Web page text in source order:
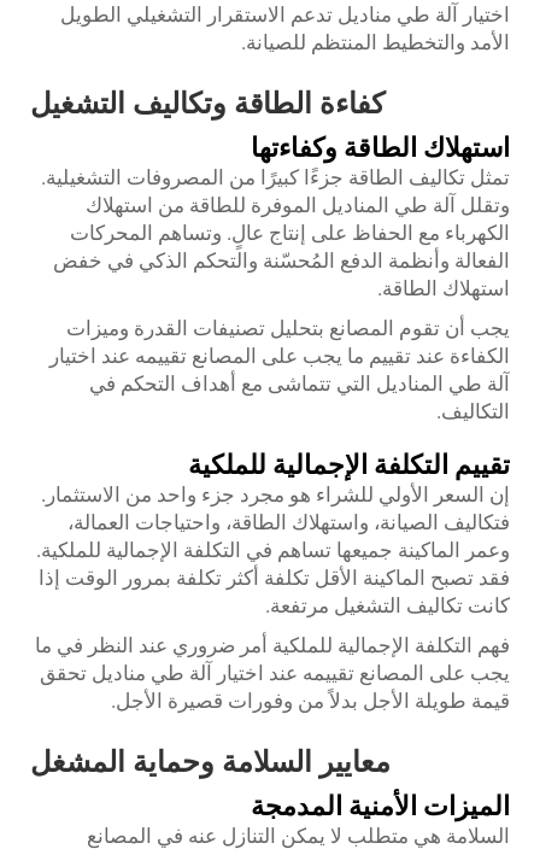
اختيار آلة طي مناديل تدعم الاستقرار التشغيلي الطويل
الأمد والتخطيط المنتظم للصيانة.
كفاءة الطاقة وتكاليف التشغيل
استهلاك الطاقة وكفاءتها
تمثل تكاليف الطاقة جزءًا كبيرًا من المصروفات التشغيلية.
وتقلل آلة طي المناديل الموفرة للطاقة من استهلاك
الكهرباء مع الحفاظ على إنتاج عالٍ. وتساهم المحركات
الفعالة وأنظمة الدفع المُحسّنة والتحكم الذكي في خفض
استهلاك الطاقة.
يجب أن تقوم المصانع بتحليل تصنيفات القدرة وميزات
الكفاءة عند تقييم ما يجب على المصانع تقييمه عند اختيار
آلة طي المناديل التي تتماشى مع أهداف التحكم في
التكاليف.
تقييم التكلفة الإجمالية للملكية
إن السعر الأولي للشراء هو مجرد جزء واحد من الاستثمار.
فتكاليف الصيانة، واستهلاك الطاقة، واحتياجات العمالة،
وعمر الماكينة جميعها تساهم في التكلفة الإجمالية للملكية.
فقد تصبح الماكينة الأقل تكلفة أكثر تكلفة بمرور الوقت إذا
كانت تكاليف التشغيل مرتفعة.
فهم التكلفة الإجمالية للملكية أمر ضروري عند النظر في ما
يجب على المصانع تقييمه عند اختيار آلة طي مناديل تحقق
قيمة طويلة الأجل بدلاً من وفورات قصيرة الأجل.
معايير السلامة وحماية المشغل
الميزات الأمنية المدمجة
السلامة هي متطلب لا يمكن التنازل عنه في المصانع